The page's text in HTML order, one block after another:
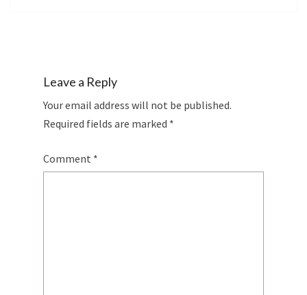
Leave a Reply
Your email address will not be published.
Required fields are marked *
Comment *